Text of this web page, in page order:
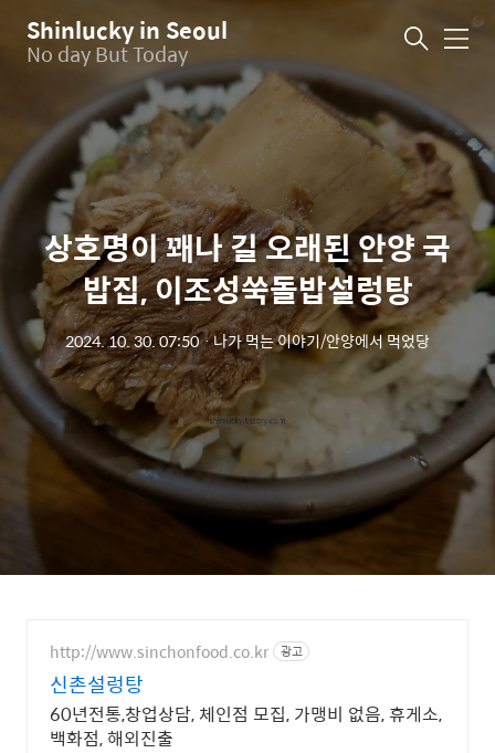
Shinlucky in Seoul
No day But Today 메
상호명이 꽤나 길 오래된 안양 국
밥집, 이조성쑥돌밥설렁탕
2024. 10. 30. 07:50ㆍ나가 먹는 이야기/안양에서 먹었당
http://www.sinchonfood.co.kr 광고
신촌설렁탕
60년전통,창업상담, 체인점 모집, 가맹비 없음, 휴게소,
백화점, 해외진출